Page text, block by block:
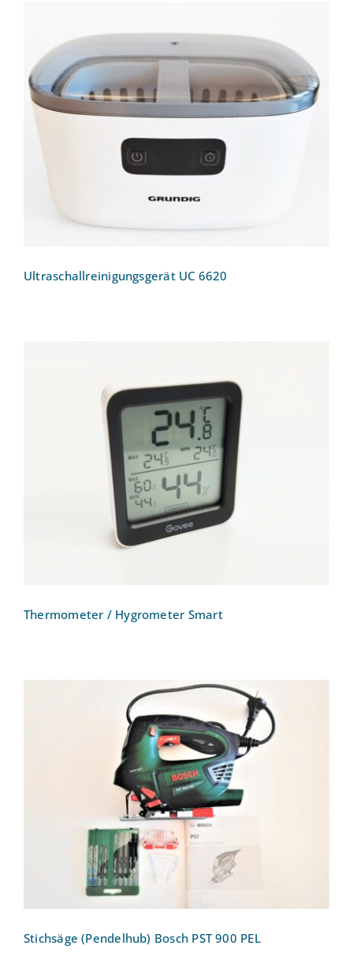
Ultraschallreinigungsgerät UC 6620
Thermometer / Hygrometer Smart
Thermometer / Hygrometer Smart
Stichsäge (Pendelhub) Bosch PST 900
PEL
Stichsäge (Pendelhub) Bosch PST 900 PEL